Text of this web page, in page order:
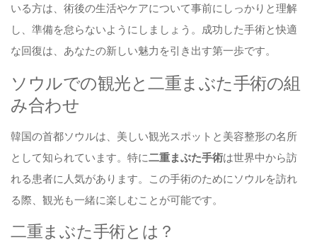
いる方は、術後の生活やケアについて事前にしっかりと理解
し、準備を怠らないようにしましょう。成功した手術と快適
な回復は、あなたの新しい魅力を引き出す第一歩です。
ソウルでの観光と二重まぶた手術の組
み合わせ
韓国の首都ソウルは、美しい観光スポットと美容整形の名所
として知られています。特に二重まぶた手術は世界中から訪
れる患者に人気があります。この手術のためにソウルを訪れ
る際、観光も一緒に楽しむことが可能です。
二重まぶた手術とは？